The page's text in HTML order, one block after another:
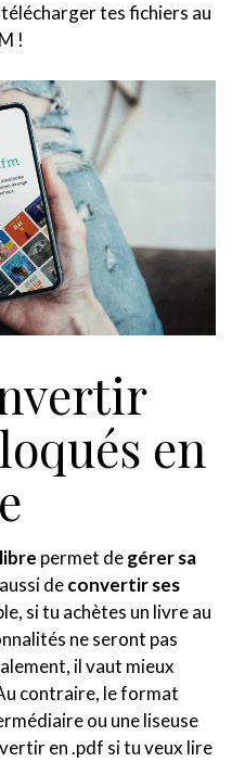
télécharger tes fichiers au
!
en
permet degérer sa
deconvertir ses
si tu achètes un livre au
ne seront pas
il vaut mieux
contraire, le format
ou une liseuse
en .pdf si tu veux lire